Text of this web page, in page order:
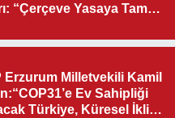
“Çerçeve Yasaya Tam
Erzurum Milletvekili Kamil
Ev Sahipliği
Türkiye, Küresel İklim